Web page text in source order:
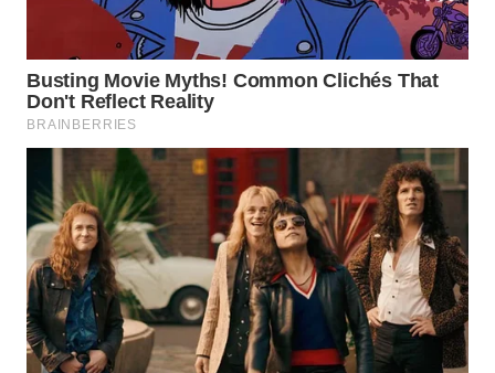
SURABAYA
WN
NATUNA
WN
BINTAN
WN
MANDALIKA
WN
LIKUPANG